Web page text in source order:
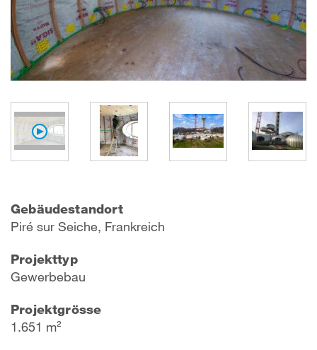
Gebäudestandort
Piré sur Seiche, Frankreich
Projekttyp
Gewerbebau
Projektgrösse
1.651 m²